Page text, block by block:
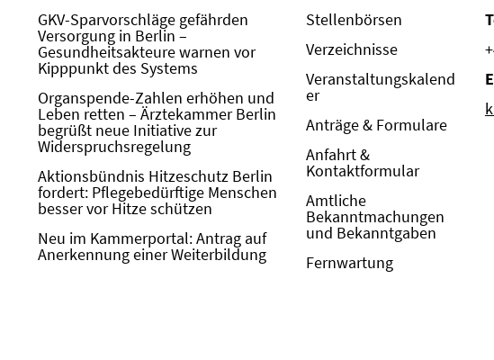
GKV-Sparvorschläge gefährden
Versorgung in Berlin –
Gesundheitsakteure warnen vor
Kipppunkt des Systems
Organspende-Zahlen erhöhen und
Leben retten – Ärztekammer Berlin
begrüßt neue Initiative zur
Widerspruchsregelung
Aktionsbündnis Hitzeschutz Berlin
fordert: Pflegebedürftige Menschen
besser vor Hitze schützen
Neu im Kammerportal: Antrag auf
Anerkennung einer Weiterbildung
Stellenbörsen
Verzeichnisse
Veranstaltungskalend
er
Anträge & Formulare
Anfahrt &
Kontaktformular
Amtliche
Bekanntmachungen
und Bekanntgaben
Fernwartung